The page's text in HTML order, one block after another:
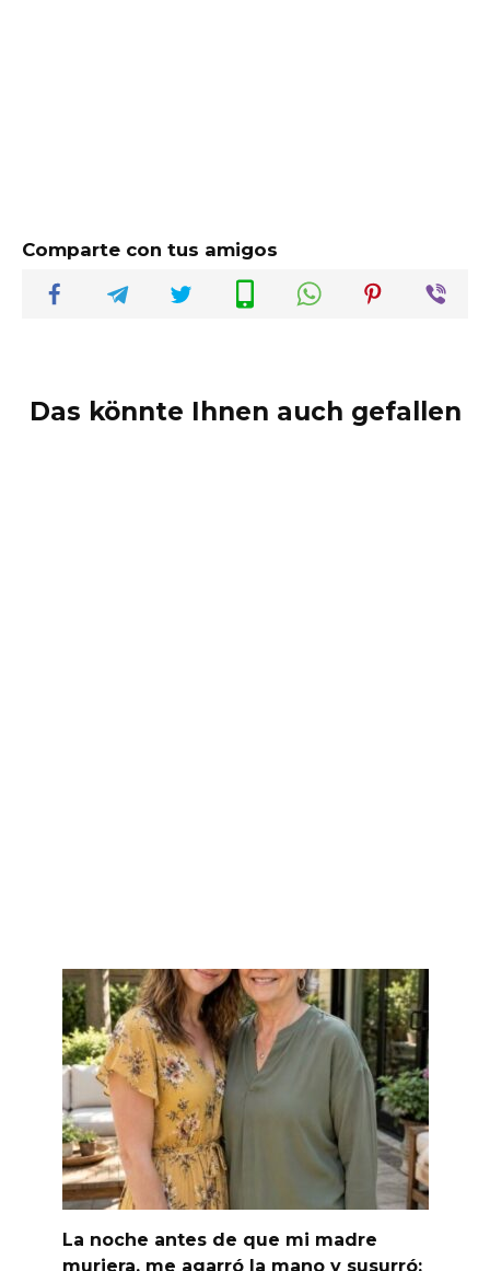
Comparte con tus amigos
Das könnte Ihnen auch gefallen
La noche antes de que mi madre
muriera, me agarró la mano y susurró: